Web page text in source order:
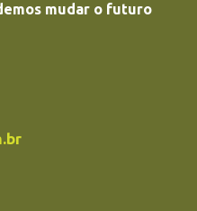
mudar o futuro